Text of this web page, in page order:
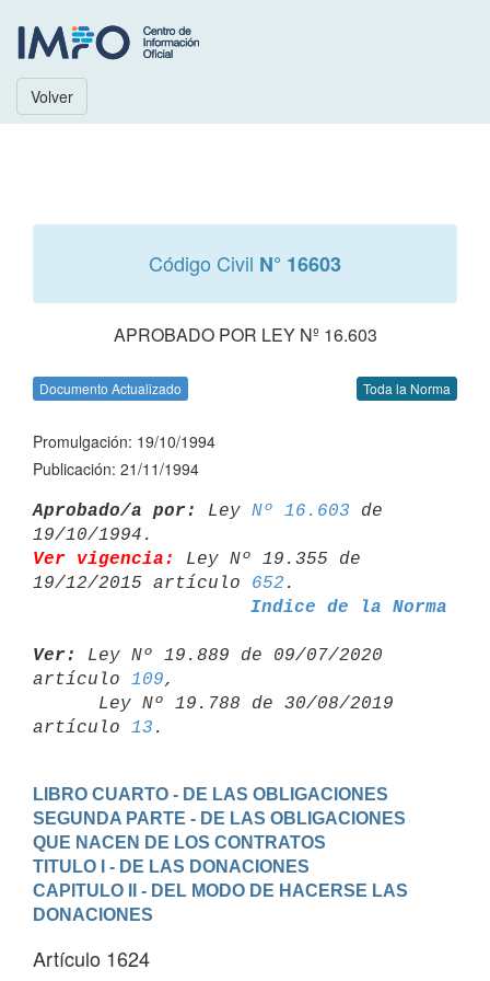
Volver
Código Civil N° 16603
APROBADO POR LEY Nº 16.603
Documento Actualizado Toda la Norma
Promulgación: 19/10/1994
Publicación: 21/11/1994
Aprobado/a por: Ley Nº 16.603 de
Ver vigencia:
Ley Nº 19.355 de
19/12/2015 artículo 652
Indice de la Norma
Ver:
Ley Nº 19.889 de 09/07/2020
artículo 109,
artículo 13
LIBRO CUARTO - DE LAS OBLIGACIONES
SEGUNDA PARTE - DE LAS OBLIGACIONES
QUE NACEN DE LOS CONTRATOS
TITULO I - DE LAS DONACIONES
CAPITULO II - DEL MODO DE HACERSE LAS
DONACIONES
Artículo 1624